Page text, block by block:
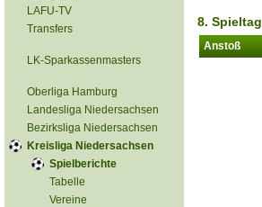
LAFU-TV
Transfers
LK-Sparkassenmasters
Oberliga Hamburg
Landesliga Niedersachsen
Bezirksliga Niedersachsen
Kreisliga Niedersachsen
Spielberichte
Tabelle
Vereine
8. Spieltag
Anstoß